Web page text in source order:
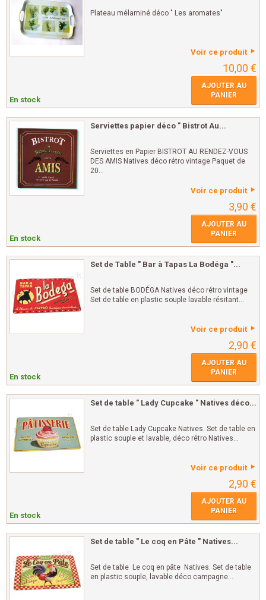
Plateau mélaminé déco " Les aromates"
Voir ce produit
10,00 €
En stock
AJOUTER AU
PANIER
Serviettes papier déco " Bistrot Au...
Serviettes en Papier BISTROT AU RENDEZ-VOUS
DES AMIS Natives déco rétro vintage Paquet de
20...
Voir ce produit
3,90 €
En stock
AJOUTER AU
PANIER
Set de Table " Bar à Tapas La Bodéga "...
Set de table BODÉGA Natives déco rétro vintage
Set de table en plastic souple lavable résitant...
Voir ce produit
2,90 €
En stock
AJOUTER AU
PANIER
Set de table " Lady Cupcake " Natives déco...
Set de table Lady Cupcake Natives. Set de table en
plastic souple et lavable, déco rétro Natives...
Voir ce produit
2,90 €
En stock
AJOUTER AU
PANIER
Set de table " Le coq en Pâte " Natives...
Set de table Le coq en pâte Natives. Set de table
en plastic souple, lavable déco campagne...